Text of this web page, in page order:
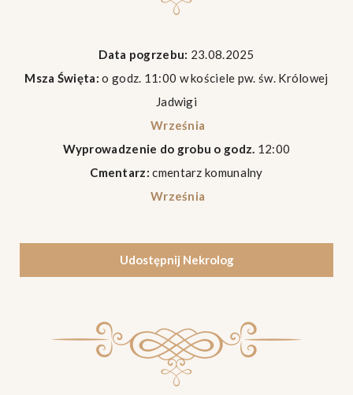
Data pogrzebu: 23.08.2025
Msza Święta: o godz. 11:00 w kościele pw. św. Królowej
Jadwigi
Września
Wyprowadzenie do grobu o godz. 12:00
Cmentarz: cmentarz komunalny
Września
Udostępnij Nekrolog